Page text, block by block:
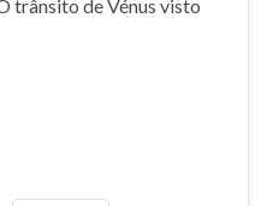
trânsito de Vénus visto